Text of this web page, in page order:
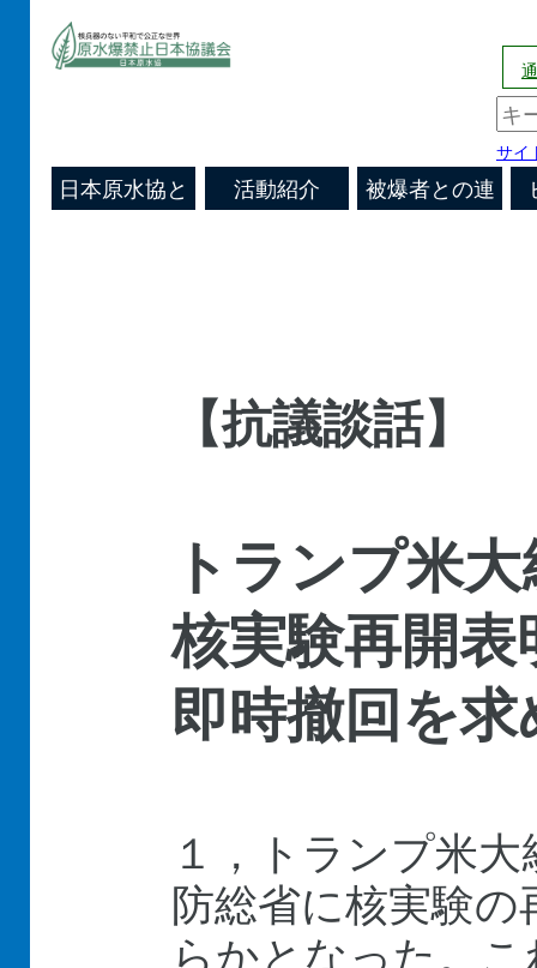
サイ
日本原水協と
活動紹介
被爆者との連
【抗議談話】
トランプ米
核実験再開
即時撤回を求
１，トランプ米
防総省に核実験
らかとなった。